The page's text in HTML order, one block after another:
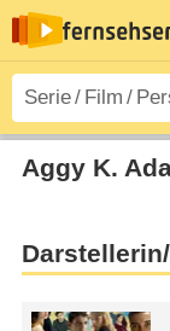
Aggy K.